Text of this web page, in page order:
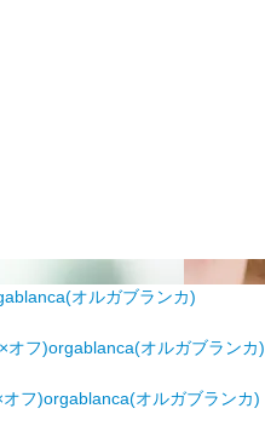
オルガブランカ)
オフ)orgablanca(オルガブランカ)
フ)orgablanca(オルガブランカ)